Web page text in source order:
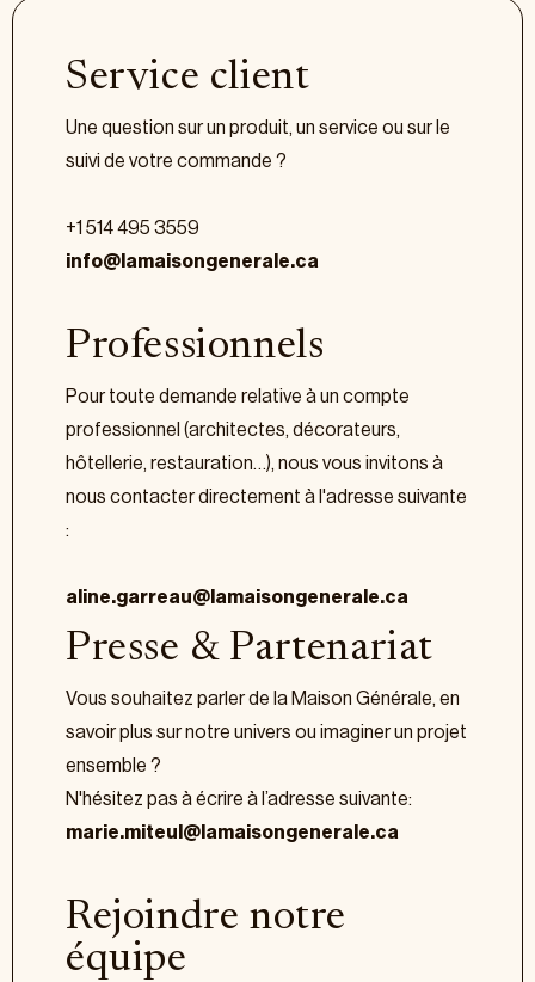
Service client
Une question sur un produit, un service ou sur le
suivi de votre commande ?
+1 514 495 3559
info@lamaisongenerale.ca
Professionnels
Pour toute demande relative à un compte
professionnel (architectes, décorateurs,
hôtellerie, restauration…), nous vous invitons à
nous contacter directement à l'adresse suivante
:
aline.garreau@lamaisongenerale.ca
Presse & Partenariat
Vous souhaitez parler de la Maison Générale, en
savoir plus sur notre univers ou imaginer un projet
ensemble ?
N'hésitez pas à écrire à l’adresse suivante:
marie.miteul@lamaisongenerale.ca
Rejoindre notre
équipe